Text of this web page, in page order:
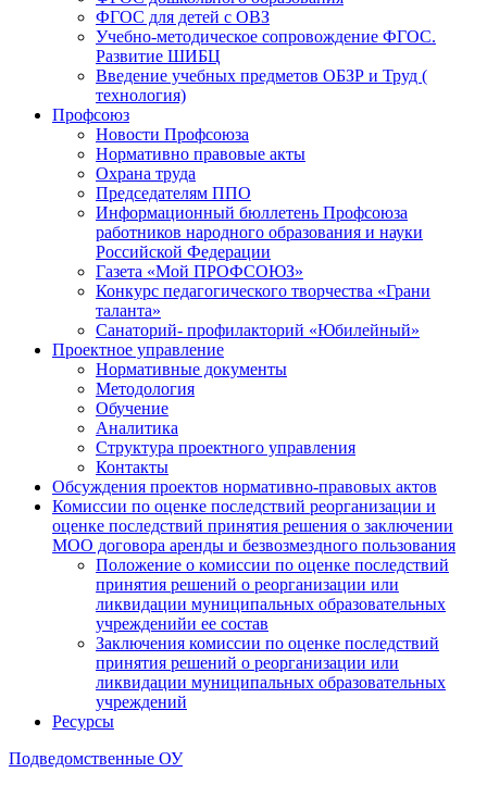
ФГОС для детей с ОВЗ
Учебно-методическое сопровождение ФГОС.
Развитие ШИБЦ
Введение учебных предметов ОБЗР и Труд (
технология)
Профсоюз
Новости Профсоюза
Нормативно правовые акты
Охрана труда
Председателям ППО
Информационный бюллетень Профсоюза
работников народного образования и науки
Российской Федерации
Газета «Мой ПРОФСОЮЗ»
Конкурс педагогического творчества «Грани
таланта»
Санаторий- профилакторий «Юбилейный»
Проектное управление
Нормативные документы
Методология
Обучение
Аналитика
Структура проектного управления
Контакты
Обсуждения проектов нормативно-правовых актов
Комиссии по оценке последствий реорганизации и
оценке последствий принятия решения о заключении
МОО договора аренды и безвозмездного пользования
Положение о комиссии по оценке последствий
принятия решений о реорганизации или
ликвидации муниципальных образовательных
учрежденийи ее состав
Заключения комиссии по оценке последствий
принятия решений о реорганизации или
ликвидации муниципальных образовательных
учреждений
Ресурсы
Подведомственные ОУ